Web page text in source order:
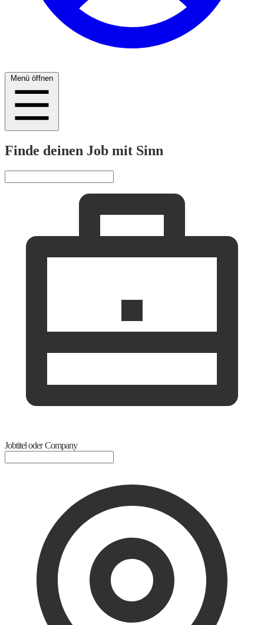
Menü öffnen
Finde deinen Job mit Sinn
Jobtitel oder Company